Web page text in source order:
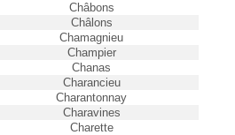
Châbons
Châlons
Chamagnieu
Champier
Chanas
Charancieu
Charantonnay
Charavines
Charette